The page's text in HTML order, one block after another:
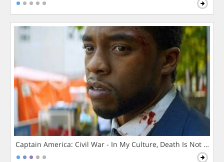
Captain America: Civil War - In My Culture, Death Is Not The